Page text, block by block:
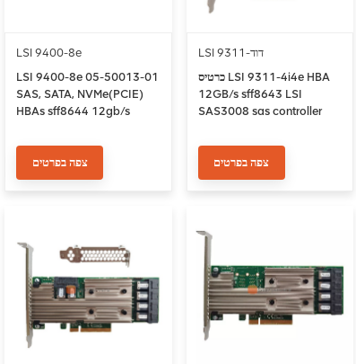
LSI 9400-8e
LSI 9400-8e 05-50013-01
SAS, SATA, NVMe(PCIE)
HBAs sff8644 12gb/s
צפה בפרטים
LSI 9311-דוד
כרטיס LSI 9311-4i4e HBA
12GB/s sff8643 LSI
SAS3008 sas controller
צפה בפרטים